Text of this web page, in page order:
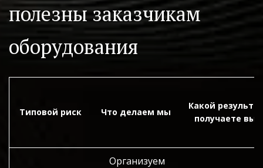
полезны заказчикам
оборудования
Типовой риск Что делаем мы
Какой
получаете вы
Организуем